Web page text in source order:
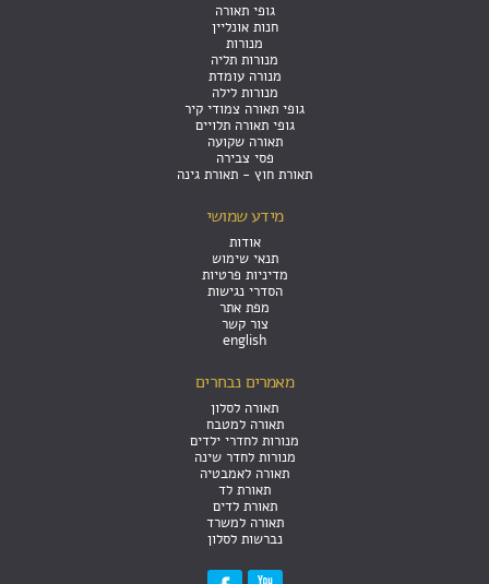
גופי תאורה
חנות אונליין
מנורות
מנורות תליה
מנורה עומדת
מנורות לילה
גופי תאורה צמודי קיר
גופי תאורה תלויים
תאורה שקועה
פסי צבירה
תאורת חוץ - תאורת גינה
מידע שמושי
אודות
תנאי שימוש
מדיניות פרטיות
הסדרי נגישות
מפת אתר
צור קשר
english
מאמרים נבחרים
תאורה לסלון
תאורה למטבח
מנורות לחדרי ילדים
מנורות לחדר שינה
תאורה לאמבטיה
תאורת לד
תאורת לדים
תאורה למשרד
נברשות לסלון